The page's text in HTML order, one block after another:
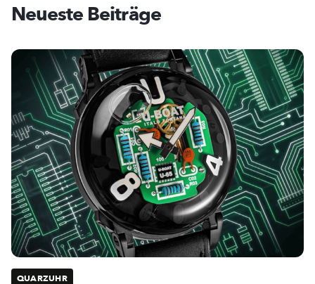
Neueste Beiträge
QUARZUHR